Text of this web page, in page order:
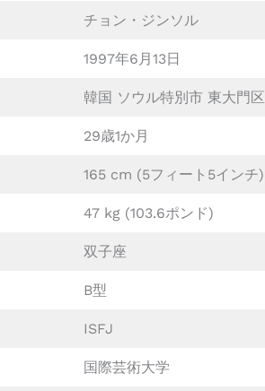
チョン・ジンソル
1997年6月13日
韓国 ソウル特別市 東大門区
29歳1か月
165 cm (5フィート5インチ)
47 kg (103.6ポンド)
双子座
B型
ISFJ
国際芸術大学